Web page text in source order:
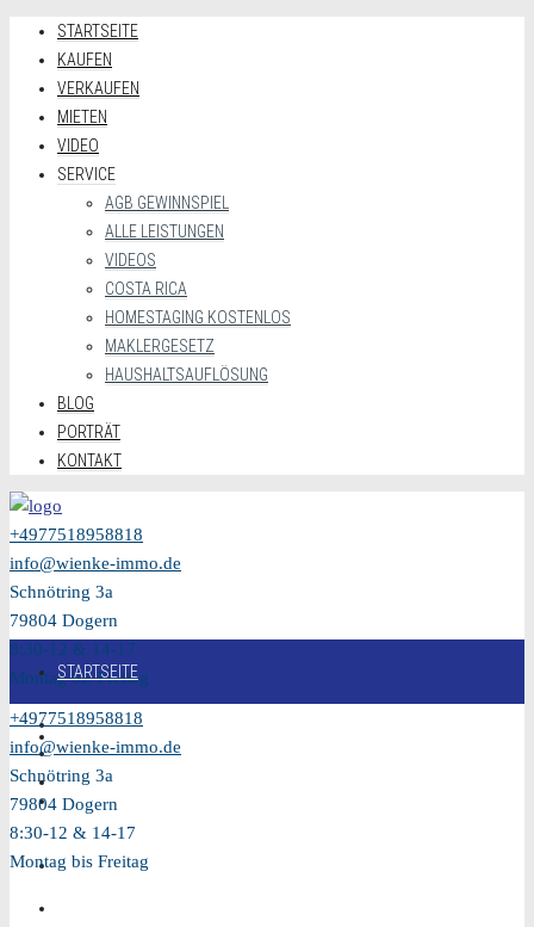
STARTSEITE
KAUFEN
VERKAUFEN
MIETEN
VIDEO
SERVICE
AGB GEWINNSPIEL
ALLE LEISTUNGEN
VIDEOS
COSTA RICA
HOMESTAGING KOSTENLOS
MAKLERGESETZ
HAUSHALTSAUFLÖSUNG
BLOG
PORTRÄT
KONTAKT
+4977518958818
info@wienke-immo.de
Schnötring 3a
79804 Dogern
8:30-12 & 14-17
Montag bis Freitag
STARTSEITE
VERKAUFEN
MIETEN
+4977518958818
info@wienke-immo.de
Schnötring 3a
79804 Dogern
8:30-12 & 14-17
Montag bis Freitag